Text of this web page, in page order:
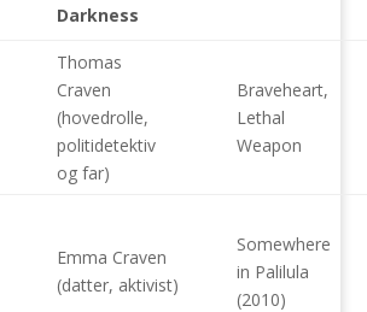
Darkness
Thomas
Craven
(hovedrolle,
politidetektiv
og far)
Braveheart,
Lethal
Weapon
Emma Craven
(datter, aktivist)
Somewhere
in Palilula
(2010)